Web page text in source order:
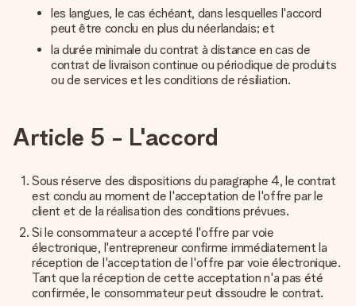
les langues, le cas échéant, dans lesquelles l'accord
peut être conclu en plus du néerlandais; et
la durée minimale du contrat à distance en cas de
contrat de livraison continue ou périodique de produits
ou de services et les conditions de résiliation.
Article 5 - L'accord
Sous réserve des dispositions du paragraphe 4, le contrat
est conclu au moment de l'acceptation de l'offre par le
client et de la réalisation des conditions prévues.
Si le consommateur a accepté l'offre par voie
électronique, l'entrepreneur confirme immédiatement la
réception de l'acceptation de l'offre par voie électronique.
Tant que la réception de cette acceptation n'a pas été
confirmée, le consommateur peut dissoudre le contrat.